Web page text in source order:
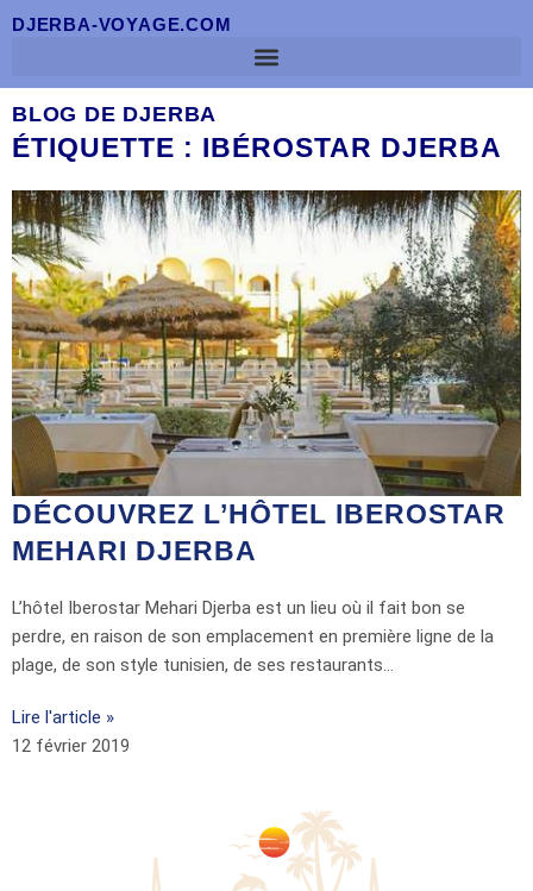
DJERBA-VOYAGE.COM
BLOG DE DJERBA
ÉTIQUETTE : IBÉROSTAR DJERBA
DÉCOUVREZ L’HÔTEL IBEROSTAR
MEHARI DJERBA
L’hôtel Iberostar Mehari Djerba est un lieu où il fait bon se
perdre, en raison de son emplacement en première ligne de la
plage, de son style tunisien, de ses restaurants…
Lire l'article »
12 février 2019